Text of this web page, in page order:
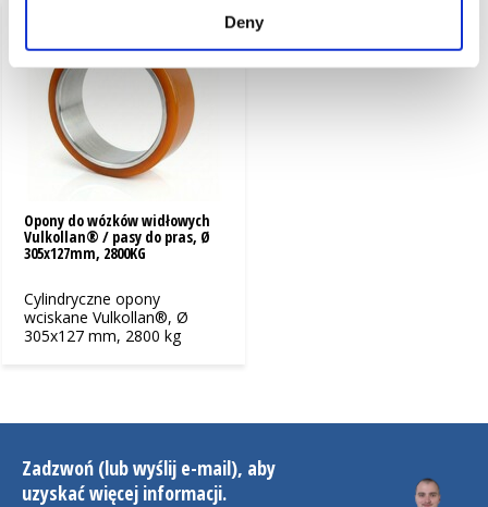
Deny
Opony do wózków widłowych
Vulkollan® / pasy do pras, Ø
305x127mm, 2800KG
Cylindryczne opony
wciskane Vulkollan®, Ø
305x127 mm, 2800 kg
Zadzwoń (lub wyślij e-mail), aby
uzyskać więcej informacji.